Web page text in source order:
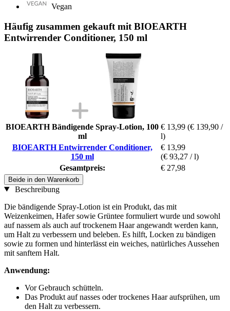
Vegan
Häufig zusammen gekauft mit BIOEARTH
Entwirrender Conditioner, 150 ml
BIOEARTH Bändigende Spray-Lotion, 100
ml
€ 13,99 (€ 139,90 /
l)
BIOEARTH Entwirrender Conditioner,
150 ml
€ 13,99
(€ 93,27 / l)
Gesamtpreis:
€ 27,98
Beide in den Warenkorb
Beschreibung
Die bändigende Spray-Lotion ist ein Produkt, das mit
Weizenkeimen, Hafer sowie Grüntee formuliert wurde und sowohl
auf nassem als auch auf trockenem Haar angewandt werden kann,
um Halt zu verbessern und beleben. Es hilft, Locken zu bändigen
sowie zu formen und hinterlässt ein weiches, natürliches Aussehen
mit sanftem Halt.
Anwendung:
Vor Gebrauch schütteln.
Das Produkt auf nasses oder trockenes Haar aufsprühen, um
den Halt zu verbessern.